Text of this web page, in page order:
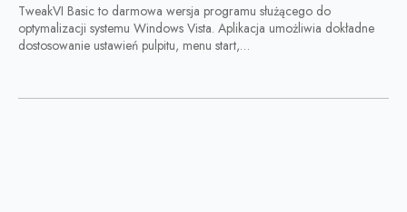
TweakVI Basic to darmowa wersja programu służącego do
optymalizacji systemu Windows Vista. Aplikacja umożliwia dokładne
dostosowanie ustawień pulpitu, menu start,…